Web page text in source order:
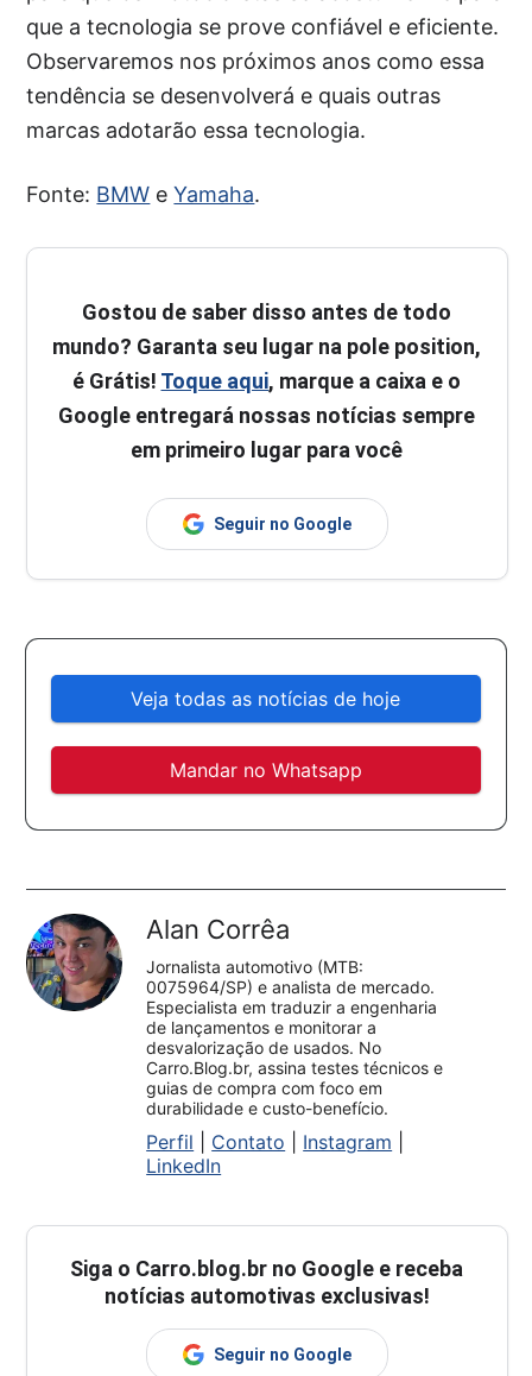
que a tecnologia se prove confiável e eficiente.
Observaremos nos próximos anos como essa
tendência se desenvolverá e quais outras
marcas adotarão essa tecnologia.
Fonte: BMW eYamaha.
Gostou de saber disso antes de todo
mundo? Garanta seu lugar na pole position,
é Grátis! Toque aqui, marque a caixa e o
Google entregará nossas notícias sempre
em primeiro lugar para você
Seguir no Google
Veja todas as notícias de hoje
Mandar no Whatsapp
Alan Corrêa
Jornalista automotivo (MTB:
0075964/SP) e analista de mercado.
Especialista em traduzir a engenharia
de lançamentos e monitorar a
desvalorização de usados. No
Carro.Blog.br, assina testes técnicos e
guias de compra com foco em
durabilidade e custo-benefício.
Perfil Contato Instagram
LinkedIn
Siga o Carro.blog.br no Google e receba
notícias automotivas exclusivas!
Seguir no Google